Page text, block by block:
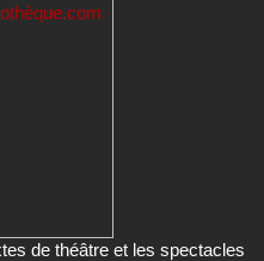
de théâtre et les spectacles